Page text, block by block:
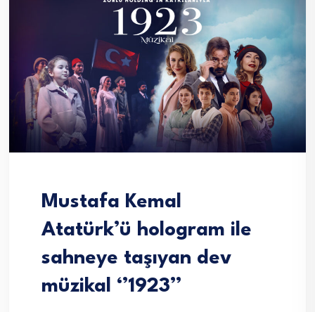
Mustafa Kemal
Atatürk’ü hologram ile
sahneye taşıyan dev
müzikal ‘’1923’’